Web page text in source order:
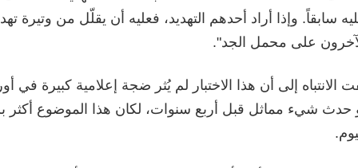
سابقاً. وإذا أراد أحدهم التهديد، فعليه أن يقلّل من وتيرة
على محمل الجد".
الانتباه إلى أن هذا الاختبار لم يُثر ضجة إعلامية كبيرة في
حدث شيء مماثل قبل أربع سنوات، لكان هذا الموضوع أكثر